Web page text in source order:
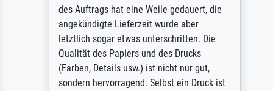
des Auftrags hat eine Weile gedauert, die
angekündigte Lieferzeit wurde aber
letztlich sogar etwas unterschritten. Die
Qualität des Papiers und des Drucks
(Farben, Details usw.) ist nicht nur gut,
sondern hervorragend. Selbst ein Druck ist